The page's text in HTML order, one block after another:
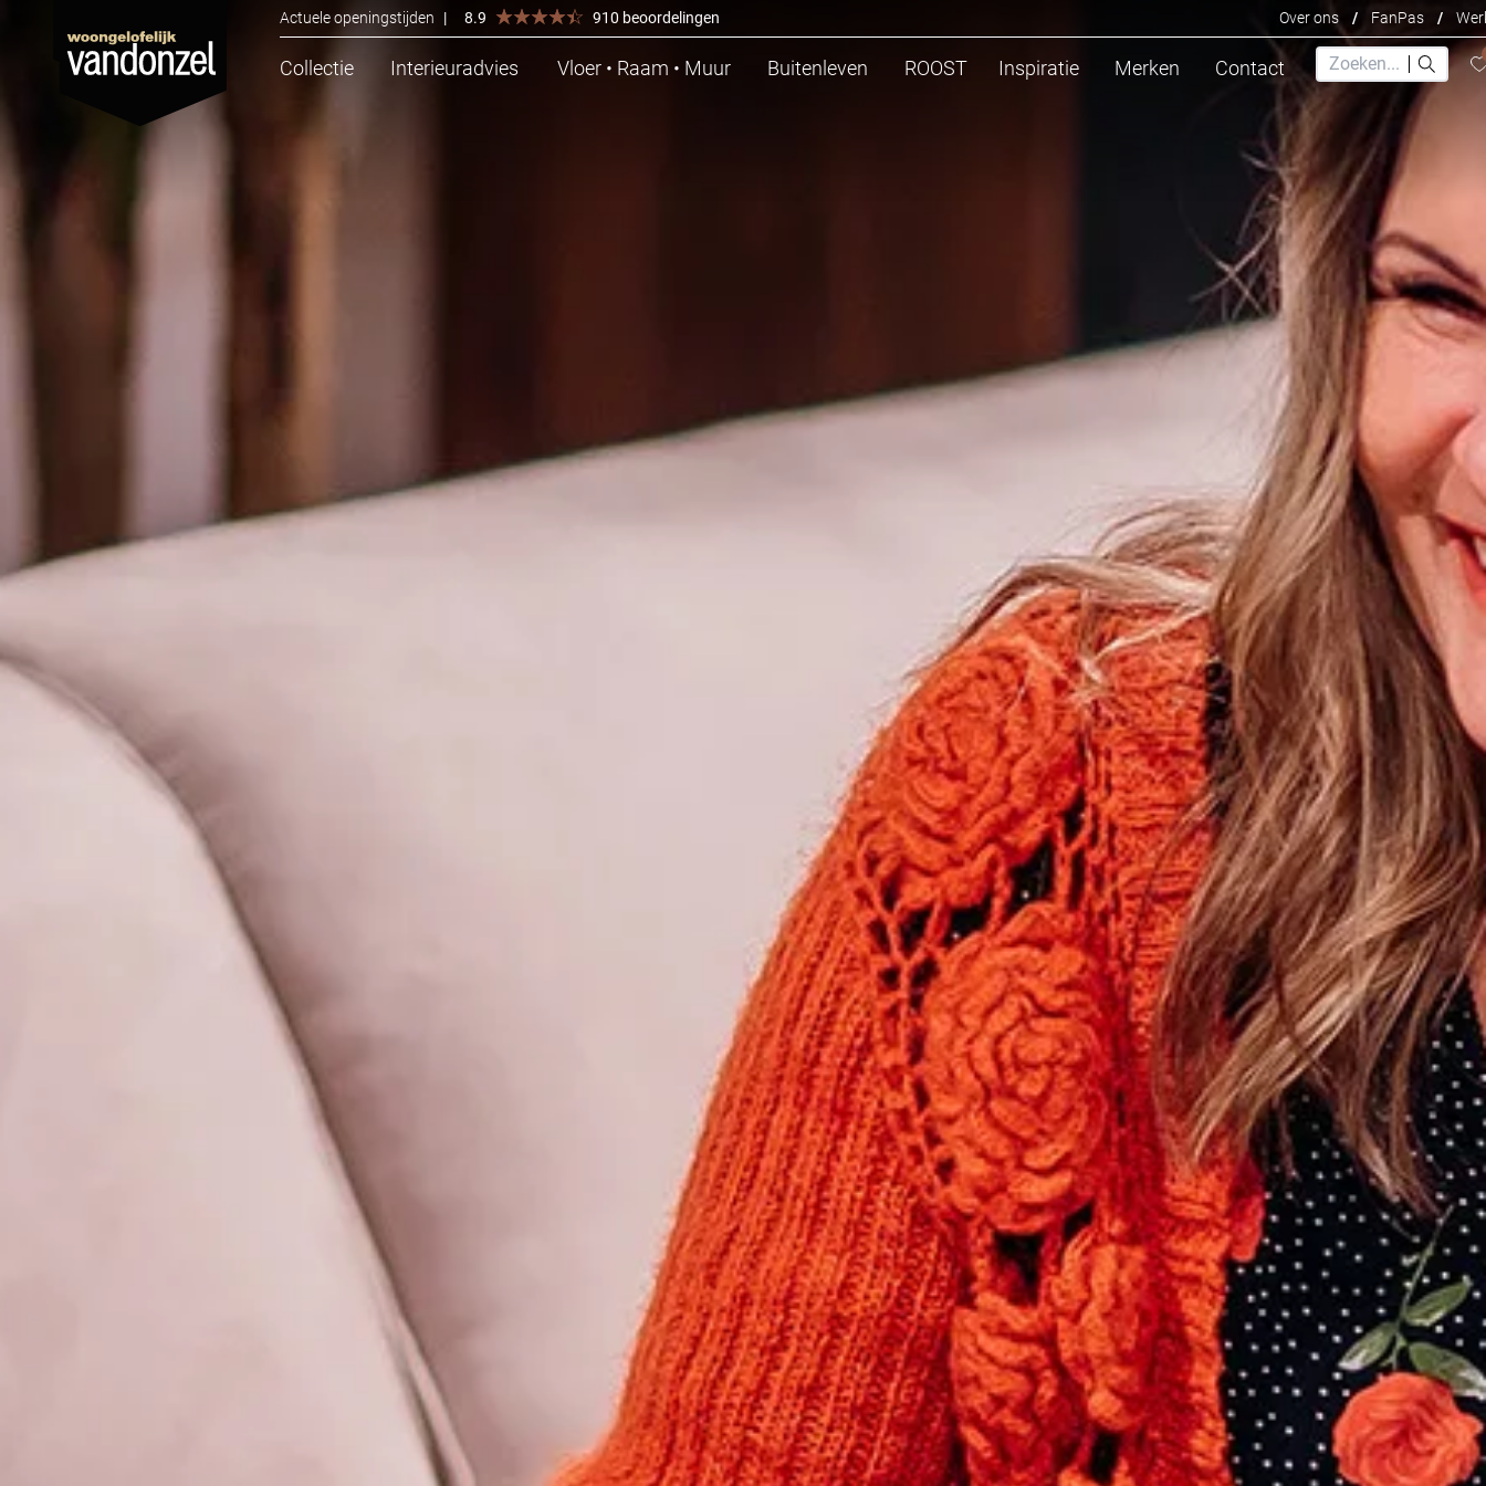
Actuele openingstijden | 8.9 910 beoordelingen Over ons / FanPas /
Collectie Interieuradvies Vloer • Raam • Muur Buitenleven ROOST Inspiratie Merken Contact